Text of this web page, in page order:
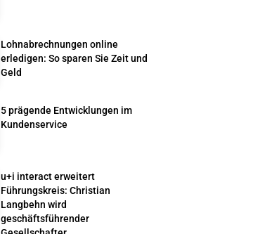
Lohnabrechnungen online
erledigen: So sparen Sie Zeit und
Geld
5 prägende Entwicklungen im
Kundenservice
u+i interact erweitert
Führungskreis: Christian
Langbehn wird
geschäftsführender